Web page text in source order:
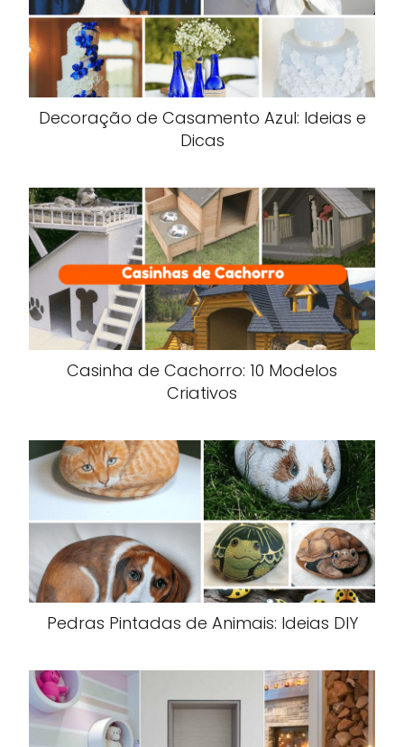
Decoração de Casamento Azul: Ideias e
Dicas
Casinha de Cachorro: 10 Modelos
Criativos
Pedras Pintadas de Animais: Ideias DIY